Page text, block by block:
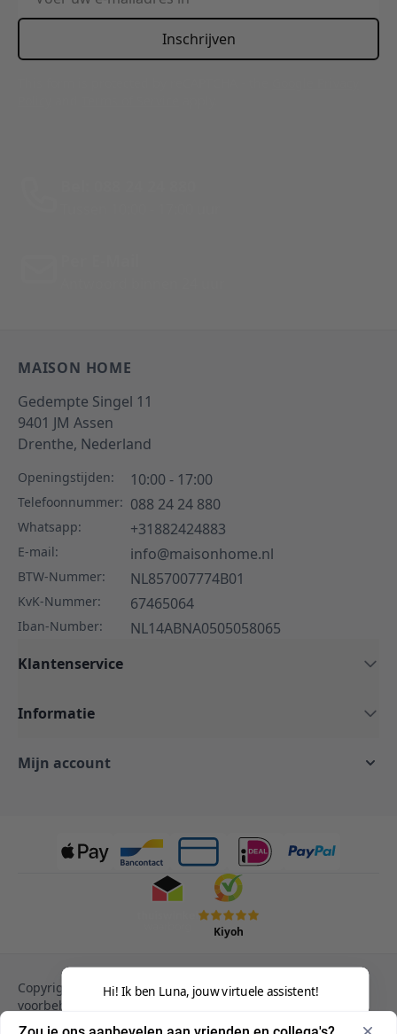
Inschrijven
MAISON HOME
Gedempte Singel 11
9401 JM Assen
Drenthe, Nederland
Openingstijden: 10:00 - 17:00
Telefoonnummer: 088 24 24 880
Whatsapp: +31882424883
E-mail: info@maisonhome.nl
BTW-Nummer: NL857007774B01
KvK-Nummer: 67465064
Iban-Number:
NL14ABNA0505058065
Klantenservice
Informatie
Mijn account
Kiyoh
Copyright © 2013-heden Magento. Alle rechten
voorbehouden.
Privacy Policy
Cookies
Hi! Ik ben Luna, jouw virtuele assistent!